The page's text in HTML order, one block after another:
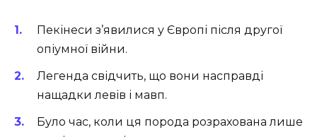
Пекінеси з’явилися у Європі після другої
опіумної війни.
Легенда свідчить, що вони насправді
нащадки левів і мавп.
Було час, коли ця порода розрахована лише